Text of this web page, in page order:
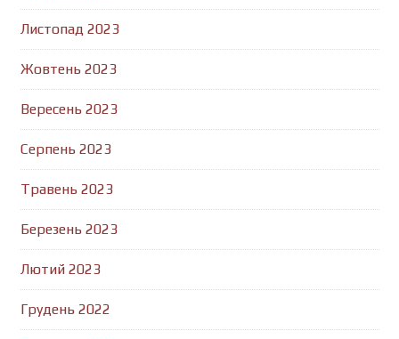
Листопад 2023
Жовтень 2023
Вересень 2023
Серпень 2023
Травень 2023
Березень 2023
Лютий 2023
Грудень 2022